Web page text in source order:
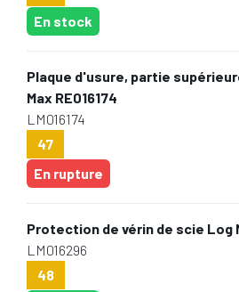
En stock
Plaque d'usure, partie
Max RE016174
LM016174
47
En rupture
Protection de vérin de scie Log
LM016296
48